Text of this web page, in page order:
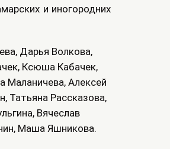
и иногородних
Дарья Волкова,
Ксюша Кабачек,
Маланичева, Алексей
Татьяна Рассказова,
Вячеслав
Маша Яшникова.